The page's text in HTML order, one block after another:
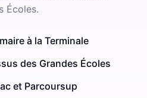
Écoles.
à la Terminale
des Grandes Écoles
et Parcoursup